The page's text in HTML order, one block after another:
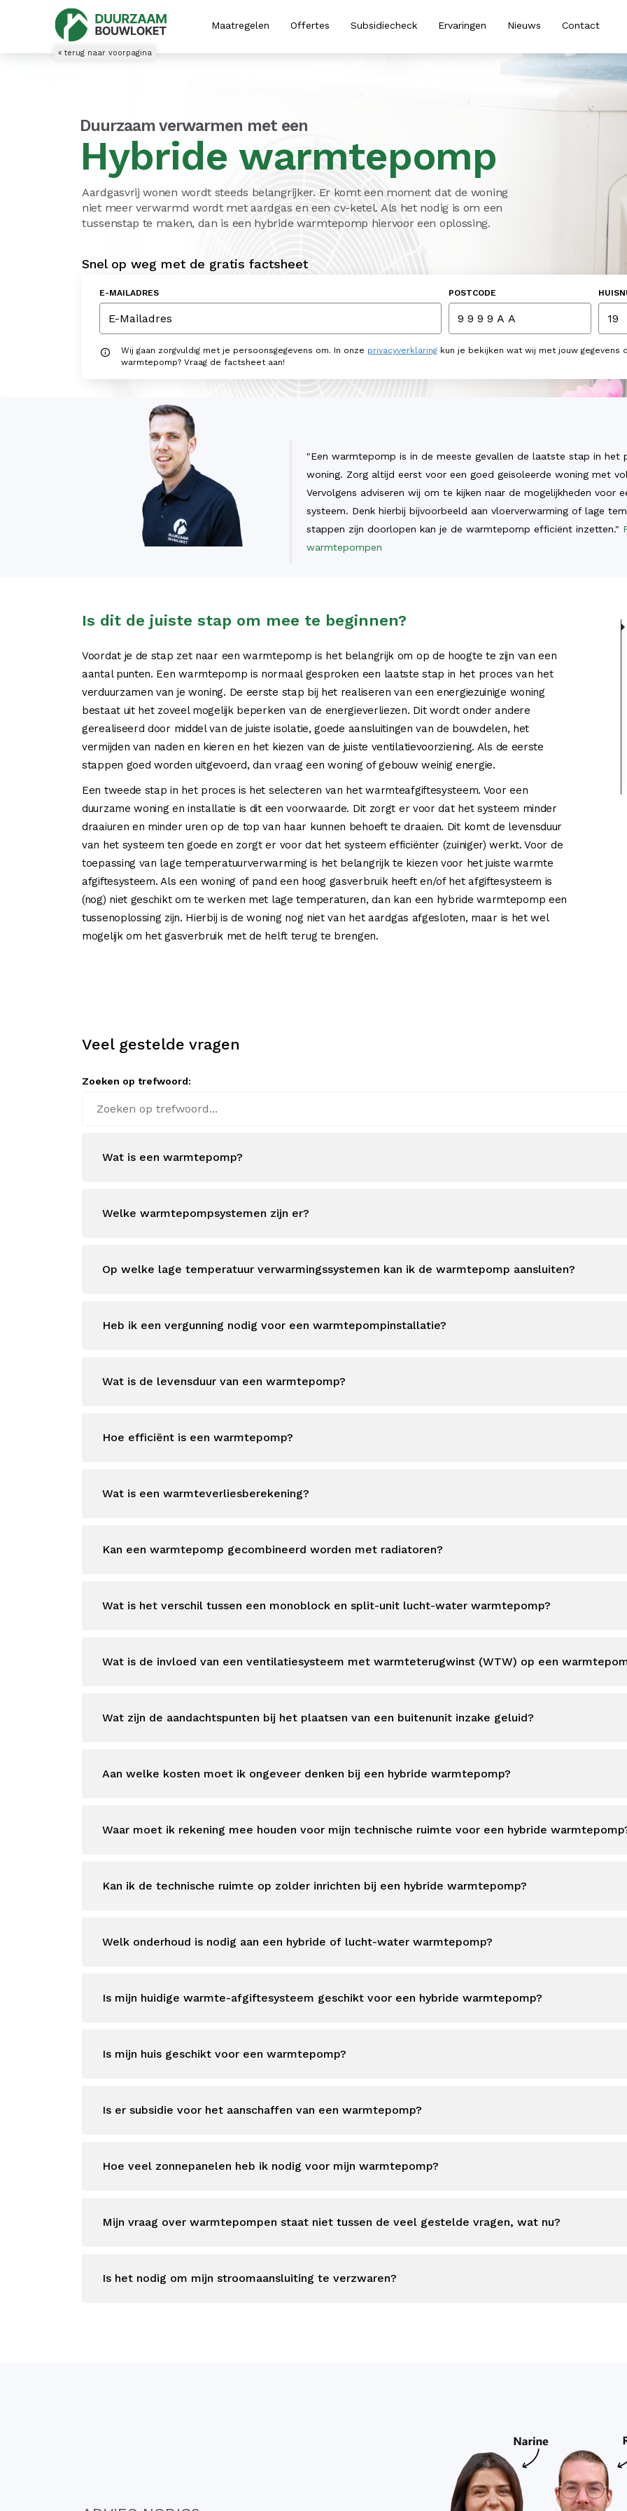
« terug naar voorpagina
Maatregelen Offertes Subsidiecheck Ervaringen Nieuws Contact
Duurzaam verwarmen met een
Hybride warmtepomp
Aardgasvrij wonen wordt steeds belangrijker. Er komt een moment dat de woning
niet meer verwarmd wordt met aardgas en een cv-ketel. Als het nodig is om een
tussenstap te maken, dan is een hybride warmtepomp hiervoor een oplossing.
Snel op weg met de gratis factsheet
E-MAILADRES POSTCODE
Wij gaan zorgvuldig met je persoonsgegevens om. In onze privacyverklaring kun je bekijken wat wij met jouw gegevens
warmtepomp? Vraag de factsheet aan!
"Een warmtepomp is in de meeste gevallen de laatste stap in het
woning. Zorg altijd eerst voor een goed geïsoleerde woning met
Vervolgens adviseren wij om te kijken naar de mogelijkheden voor
systeem. Denk hierbij bijvoorbeeld aan vloerverwarming of lage
stappen zijn doorlopen kan je de warmtepomp efficiënt inzetten."
warmtepompen
Is dit de juiste stap om mee te beginnen?
Voordat je de stap zet naar een warmtepomp is het belangrijk om op de hoogte te zijn van een
aantal punten. Een warmtepomp is normaal gesproken een laatste stap in het proces van het
verduurzamen van je woning. De eerste stap bij het realiseren van een energiezuinige woning
bestaat uit het zoveel mogelijk beperken van de energieverliezen. Dit wordt onder andere
gerealiseerd door middel van de juiste isolatie, goede aansluitingen van de bouwdelen, het
vermijden van naden en kieren en het kiezen van de juiste ventilatievoorziening. Als de eerste
stappen goed worden uitgevoerd, dan vraag een woning of gebouw weinig energie.
Een tweede stap in het proces is het selecteren van het warmteafgiftesysteem. Voor een
duurzame woning en installatie is dit een voorwaarde. Dit zorgt er voor dat het systeem minder
draaiuren en minder uren op de top van haar kunnen behoeft te draaien. Dit komt de levensduur
van het systeem ten goede en zorgt er voor dat het systeem efficiënter (zuiniger) werkt. Voor de
toepassing van lage temperatuurverwarming is het belangrijk te kiezen voor het juiste warmte
afgiftesysteem. Als een woning of pand een hoog gasverbruik heeft en/of het afgiftesysteem is
(nog) niet geschikt om te werken met lage temperaturen, dan kan een hybride warmtepomp een
tussenoplossing zijn. Hierbij is de woning nog niet van het aardgas afgesloten, maar is het wel
mogelijk om het gasverbruik met de helft terug te brengen.
Veel gestelde vragen
Zoeken op trefwoord:
Wat is een warmtepomp?
Welke warmtepompsystemen zijn er?
Op welke lage temperatuur verwarmingssystemen kan ik de warmtepomp aansluiten?
Heb ik een vergunning nodig voor een warmtepompinstallatie?
Wat is de levensduur van een warmtepomp?
Hoe efficiënt is een warmtepomp?
Wat is een warmteverliesberekening?
Kan een warmtepomp gecombineerd worden met radiatoren?
Wat is het verschil tussen een monoblock en split-unit lucht-water warmtepomp?
Wat is de invloed van een ventilatiesysteem met warmteterugwinst (WTW) op een
Wat zijn de aandachtspunten bij het plaatsen van een buitenunit inzake geluid?
Aan welke kosten moet ik ongeveer denken bij een hybride warmtepomp?
Waar moet ik rekening mee houden voor mijn technische ruimte voor een hybride
Kan ik de technische ruimte op zolder inrichten bij een hybride warmtepomp?
Welk onderhoud is nodig aan een hybride of lucht-water warmtepomp?
Is mijn huidige warmte-afgiftesysteem geschikt voor een hybride warmtepomp?
Is mijn huis geschikt voor een warmtepomp?
Is er subsidie voor het aanschaffen van een warmtepomp?
Hoe veel zonnepanelen heb ik nodig voor mijn warmtepomp?
Mijn vraag over warmtepompen staat niet tussen de veel gestelde vragen, wat nu?
Is het nodig om mijn stroomaansluiting te verzwaren?